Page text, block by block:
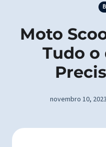
Moto
Tudo o
novembro 10,